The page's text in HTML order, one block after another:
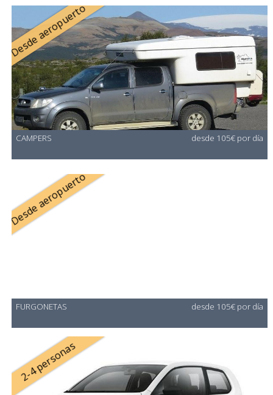
Desde aeropuerto
CAMPERS desde 105€ por día
Desde aeropuerto
FURGONETAS desde 105€ por día
2-4 personas